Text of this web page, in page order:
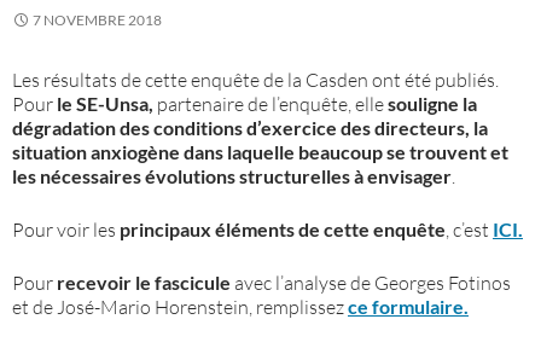
7 NOVEMBRE 2018
Les résultats de cette enquête de la Casden ont été publiés.
Pour le SE-Unsa, partenaire de l’enquête, ellesouligne la
dégradation des conditions d’exercice des directeurs, la
situation anxiogène dans laquelle beaucoup se trouvent et
les nécessaires évolutions structurelles à envisager
Pour voir les principaux éléments de cette enquête , c’est ICI.
Pour recevoir le fascicule avec l’analyse de Georges Fotinos
et de José-Mario Horenstein, remplissezce formulaire.